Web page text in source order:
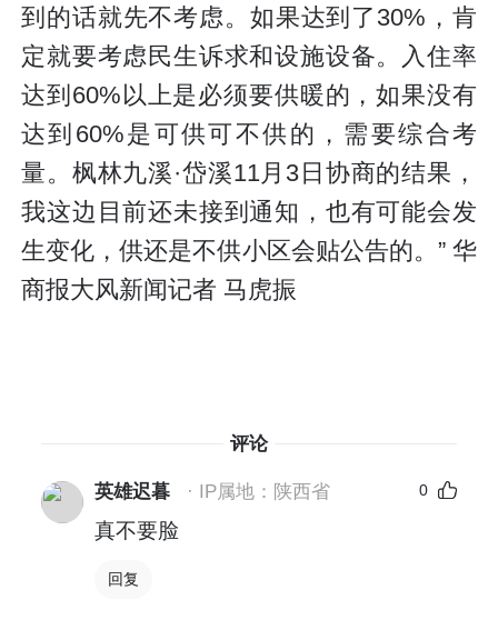
到的话就先不考虑。如果达到了30%，肯
定就要考虑民生诉求和设施设备。入住率
达到60%以上是必须要供暖的，如果没有
达到60%是可供可不供的，需要综合考
量。枫林九溪·岱溪11月3日协商的结果，
我这边目前还未接到通知，也有可能会发
生变化，供还是不供小区会贴公告的。” 华
商报大风新闻记者 马虎振
评论
英雄迟暮 · IP属地：陕西省 0
真不要脸
回复